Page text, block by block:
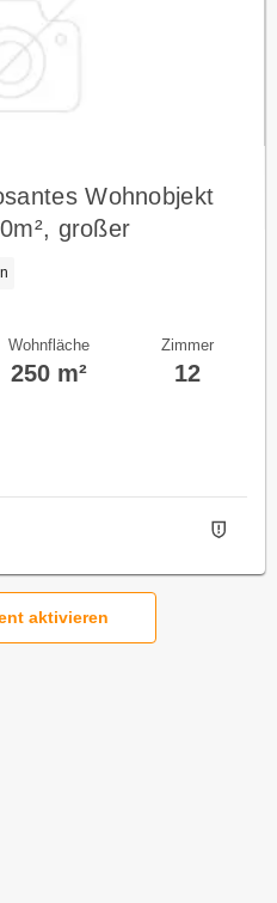
Wohnobjekt
großer
Garagen
Wohnfläche
250 m²
Zimmer
12
aktivieren